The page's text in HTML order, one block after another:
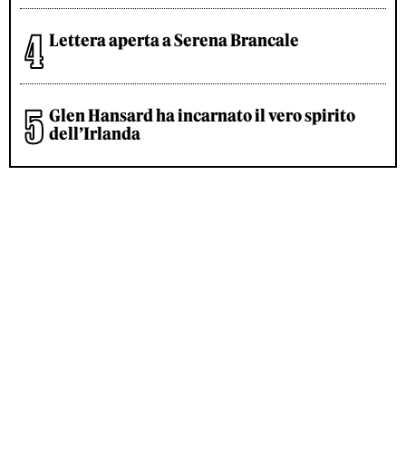
Lettera aperta a Serena Brancale
Glen Hansard ha incarnato il vero spirito
dell’Irlanda